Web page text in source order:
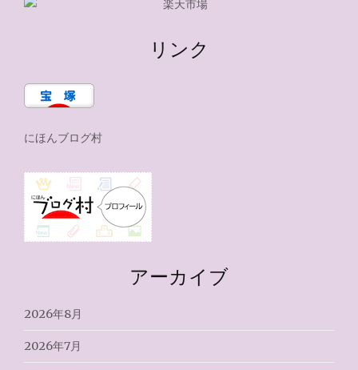
リンク
にほんブログ村
アーカイブ
2026年8月
2026年7月